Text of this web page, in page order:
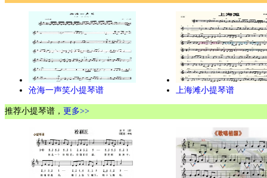
沧海一声笑小提琴谱 上海滩小提琴谱
推荐小提琴谱， 更多>>